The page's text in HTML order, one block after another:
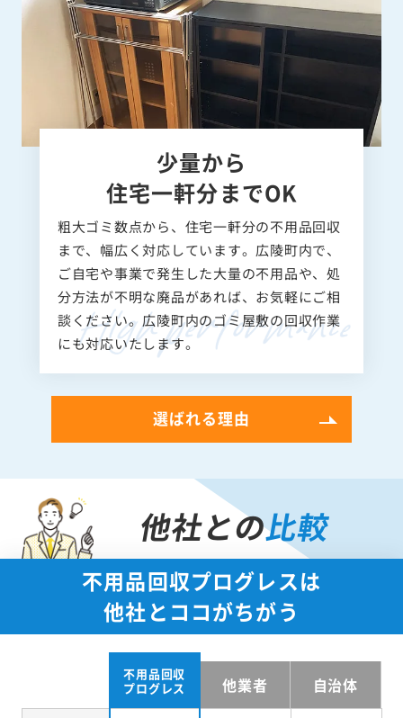
少量から
住宅一軒分までOK
粗大ゴミ数点から、住宅一軒分の不用品回収
まで、幅広く対応しています。広陵町内で、
ご自宅や事業で発生した大量の不用品や、処
分方法が不明な廃品があれば、お気軽にご相
談ください。広陵町内のゴミ屋敷の回収作業
にも対応いたします。
選ばれる理由
他社との比較
不用品回収プログレスは
他社とココがちがう
不用品回収
プログレス
他業者 自治体